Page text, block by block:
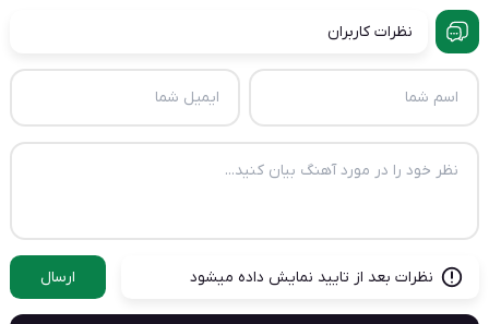
نظرات کاربران
نظرات بعد از تایید نمایش داده میشود ارسال